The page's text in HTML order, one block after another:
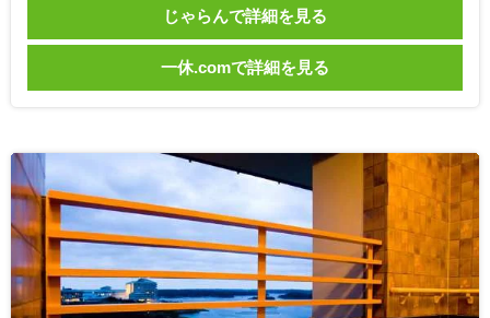
じゃらんで詳細を見る
一休.comで詳細を見る